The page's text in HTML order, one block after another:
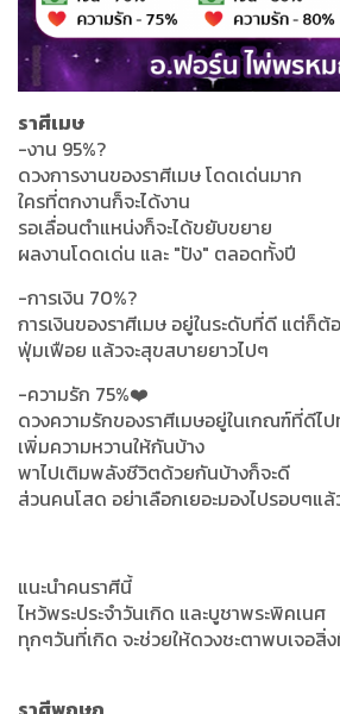
ราศีเมษ
-งาน 95%?
ดวงการงานของราศีเมษ โดดเด่นมาก
ใครที่ตกงานก็จะได้งาน
รอเลื่อนตำแหน่งก็จะได้ขยับขยาย
ผลงานโดดเด่น และ "ปัง" ตลอดทั้งปี
-การเงิน 70%?
การเงินของราศีเมษ อยู่ในระดับที่ดี แต่ก็ต้
ฟุ่มเฟือย แล้วจะสุขสบายยาวไปๆ
-ความรัก 75%❤️
ดวงความรักของราศีเมษอยู่ในเกณฑ์ที่ดีไ
เพิ่มความหวานให้กันบ้าง
พาไปเติมพลังชีวิตด้วยกันบ้างก็จะดี
ส่วนคนโสด อย่าเลือกเยอะมองไปรอบๆแล้
แนะนำคนราศีนี้
ไหว้พระประจำวันเกิด และบูชาพระพิคเนศ
ทุกๆวันที่เกิด จะช่วยให้ดวงชะตาพบเจอสิ่